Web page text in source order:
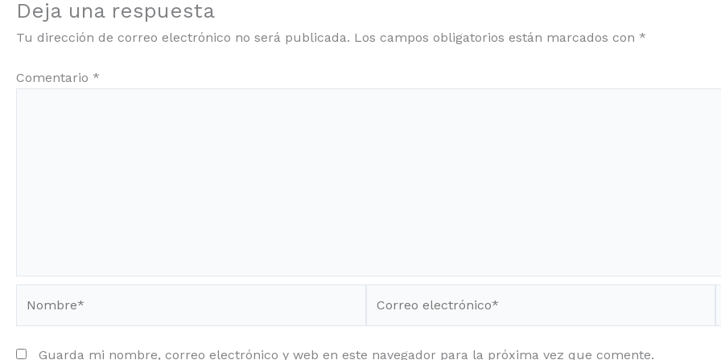
Deja una respuesta
Tu dirección de correo electrónico no será publicada. Los campos obligatorios están marcados con *
Comentario *
electrónico*
Guarda mi nombre, correo electrónico y web en este navegador para la próxima vez que comente.